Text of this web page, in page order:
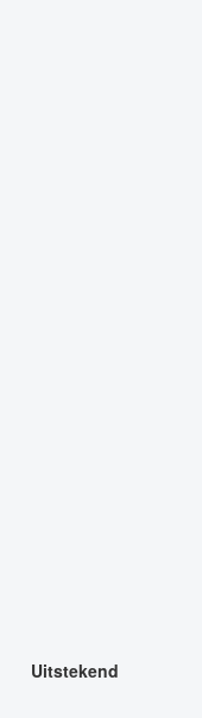
Uitstekend